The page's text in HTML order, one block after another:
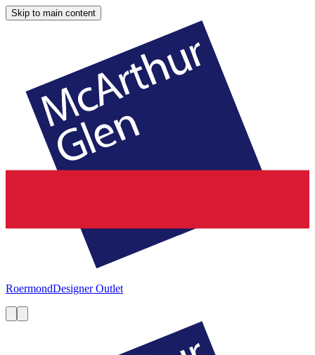
Skip to main content
RoermondDesigner Outlet